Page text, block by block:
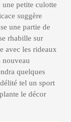
petite culotte
suggère
une partie de
rhabille sur
avec les rideaux
nouveau
quelques
tel un sport
le décor